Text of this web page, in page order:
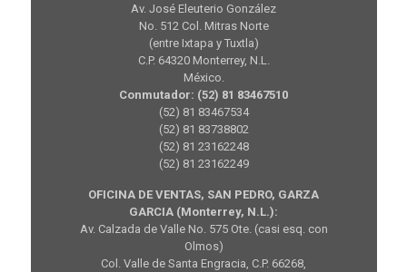
Av. José Eleuterio González
No. 512 Col. Mitras Norte
(entre Ixtapa y Tuxtla)
C.P. 64320 Monterrey, N.L.
México.
Conmutador: (52) 81 83467510
(52) 81 83467534
(52) 81 83738802
(52) 81 23162248
(52) 81 23162249
OFICINA DE VENTAS, SAN PEDRO, GARZA
GARCIA (Monterrey, N.L.):
Av. Calzada de Valle No. 575 Ote. (casi esq. con
Olmos)
Col. Valle de Santa Engracia, C.P. 66268,